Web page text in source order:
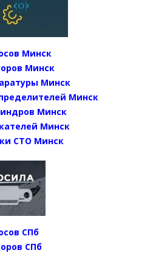
Минск
Минск
Минск
Минск
Минск
Минск
СТО Минск
СПб
СПб